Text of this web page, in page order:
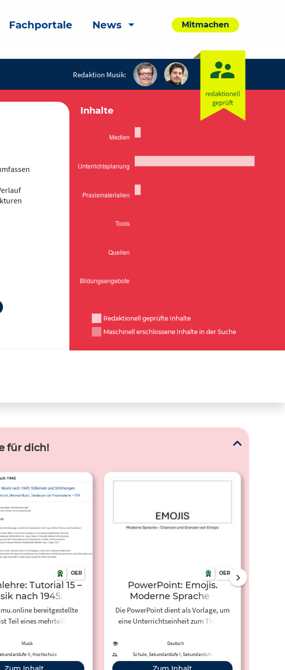
Fachportale News Mitmachen
Redaktion Musik:
Inhalte
Redaktionell geprüfte Inhalte
Maschinell erschlossene Inhalte in der Suche
für dich!
OER
Tutorial 15 –
nach 1945:
und
bereitgestellte
Teil eines mehrteiligen
die Stilistiken und
der Musik nach 1945
ausgewählter
Musik
II, Hochschule
OER
PowerPoint: Emojis.
Moderne Sprache -
Chancen und Grenzen von
Emojis
Die PowerPoint dient als Vorlage, um
eine Unterrichtseinheit zum Thema
Deutsch
Schule, Sekundarstufe I, Sekundarstufe II,
Förderschule